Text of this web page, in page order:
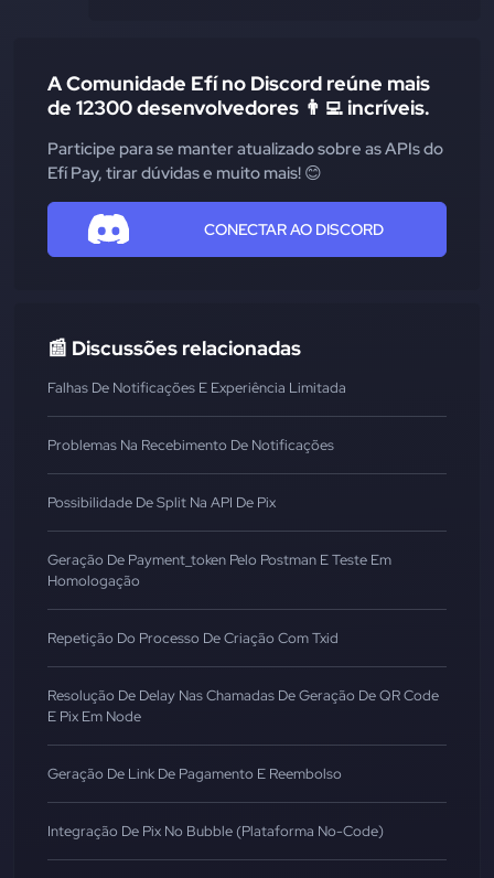
A Comunidade Efí no Discord reúne mais
de 12300 desenvolvedores 👨‍💻 incríveis.
Participe para se manter atualizado sobre as APIs do
Efí Pay, tirar dúvidas e muito mais! 😊
CONECTAR AO DISCORD
📰 Discussões relacionadas
Falhas De Notificações E Experiência Limitada
Problemas Na Recebimento De Notificações
Possibilidade De Split Na API De Pix
Geração De Payment_token Pelo Postman E Teste Em
Homologação
Repetição Do Processo De Criação Com Txid
Resolução De Delay Nas Chamadas De Geração De QR Code
E Pix Em Node
Geração De Link De Pagamento E Reembolso
Integração De Pix No Bubble (Plataforma No-Code)